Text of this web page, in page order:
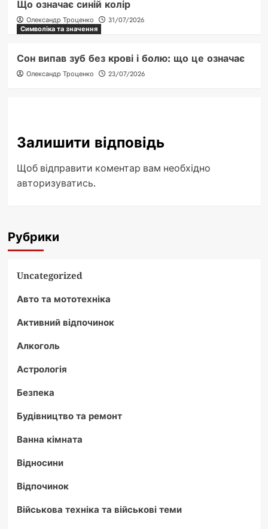
Що означає синій колір
Олександр Троценко
31/07/2026
Символіка та значення
Сон випав зуб без крові і болю: що це означає
Олександр Троценко 23/07/2026
Залишити відповідь
Щоб відправити коментар вам необхідно
авторизуватись.
Рубрики
Uncategorized
Авто та мототехніка
Активний відпочинок
Алкоголь
Астрологія
Безпека
Будівництво та ремонт
Ванна кімната
Відносини
Відпочинок
Військова техніка та військові теми